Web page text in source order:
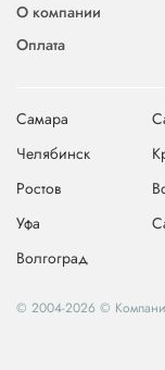
О компании
Оплата
Самара
Челябинск
Ростов
Уфа
Волгоград
© 2004-2026 ©